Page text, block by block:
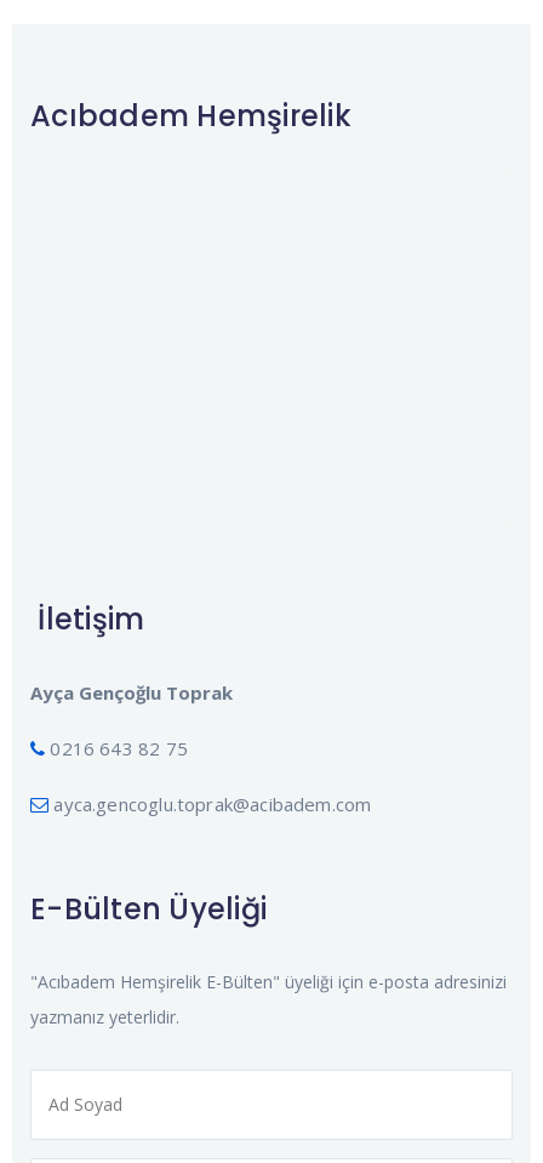
Acıbadem Hemşirelik
İletişim
Ayça Gençoğlu Toprak
0216 643 82 75
ayca.gencoglu.toprak@acibadem.com
E-Bülten Üyeliği
"Acıbadem Hemşirelik E-Bülten" üyeliği için e-posta adresinizi
yazmanız yeterlidir.